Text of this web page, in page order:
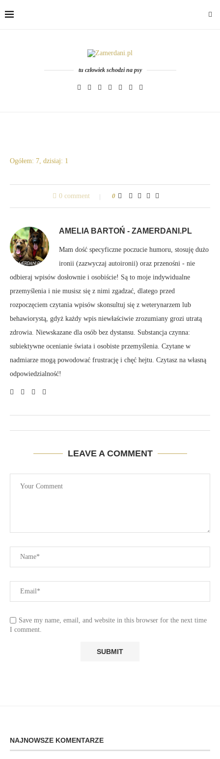
tu człowiek schodzi na psy
Ogółem: 7, dzisiaj: 1
0 comment 0
AMELIA BARTOŃ - ZAMERDANI.PL
Mam dość specyficzne poczucie humoru, stosuję dużo
ironii (zazwyczaj autoironii) oraz przenośni - nie
odbieraj wpisów dosłownie i osobiście! Są to moje indywidualne
przemyślenia i nie musisz się z nimi zgadzać, dlatego przed
rozpoczęciem czytania wpisów skonsultuj się z weterynarzem lub
behawiorystą, gdyż każdy wpis niewłaściwie zrozumiany grozi utratą
zdrowia. Niewskazane dla osób bez dystansu. Substancja czynna:
subiektywne ocenianie świata i osobiste przemyślenia. Czytane w
nadmiarze mogą powodować frustrację i chęć hejtu. Czytasz na własną
odpowiedzialność!
LEAVE A COMMENT
Save my name, email, and website in this browser for the next time
I comment.
NAJNOWSZE KOMENTARZE